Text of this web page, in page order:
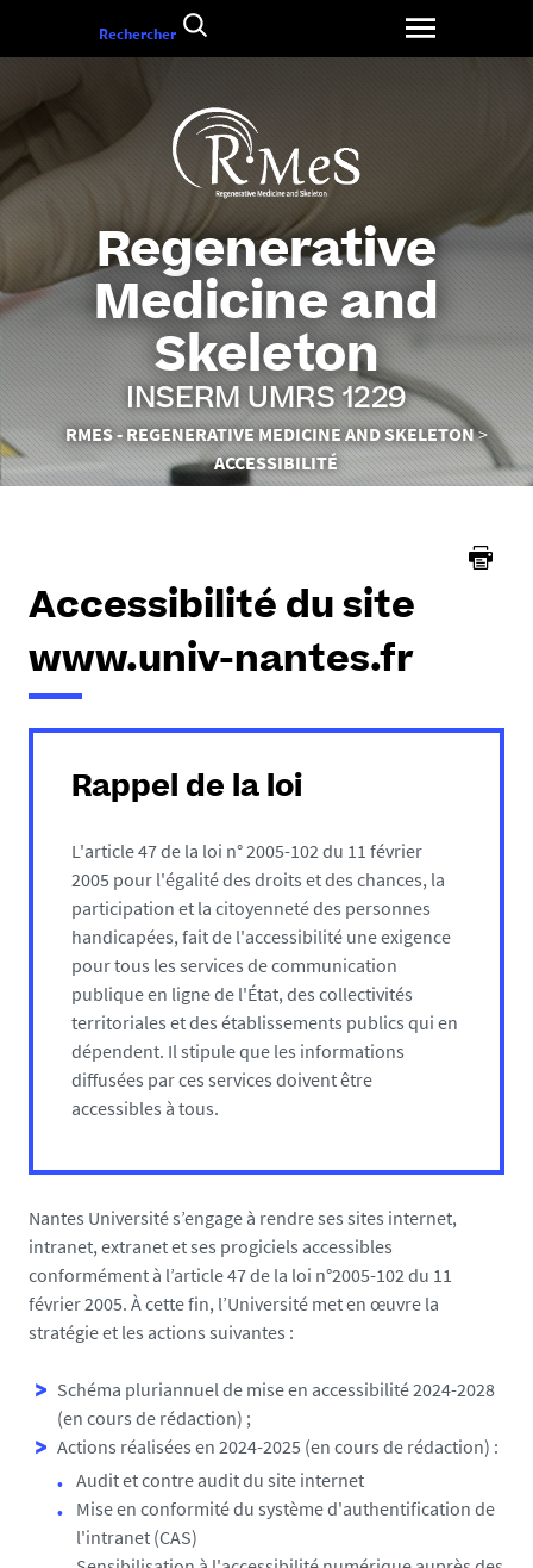
Regenerative
Medicine and
Skeleton
INSERM UMRS 1229
Vous
êtes
ici :
RMES - REGENERATIVE MEDICINE AND SKELETON
ACCESSIBILITÉ
Rechercher
Accessibilité du site
www.univ-nantes.fr
Rappel de la loi
L'article 47 de la loi n° 2005-102 du 11 février
2005 pour l'égalité des droits et des chances, la
participation et la citoyenneté des personnes
handicapées, fait de l'accessibilité une exigence
pour tous les services de communication
publique en ligne de l'État, des collectivités
territoriales et des établissements publics qui en
dépendent. Il stipule que les informations
diffusées par ces services doivent être
accessibles à tous.
Nantes Université s’engage à rendre ses sites internet,
intranet, extranet et ses progiciels accessibles
conformément à l’article 47 de la loi n°2005-102 du 11
février 2005. À cette fin, l’Université met en œuvre la
stratégie et les actions suivantes :
Schéma pluriannuel de mise en accessibilité 2024-2028
(en cours de rédaction) ;
Actions réalisées en 2024-2025 (en cours de rédaction) :
Audit et contre audit du site internet
Mise en conformité du système d'authentification de
l'intranet (CAS)